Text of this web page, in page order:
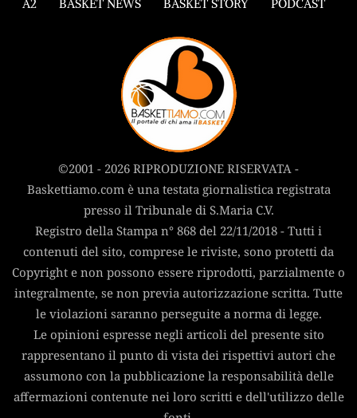
A2
BASKET NEWS BASKET STORY PODCAST
©2001 - 2026 RIPRODUZIONE RISERVATA -
Baskettiamo.com è una testata giornalistica registrata
presso il Tribunale di S.Maria C.V.
Registro della Stampa n° 868 del 22/11/2018 - Tutti i
contenuti del sito, comprese le riviste, sono protetti da
Copyright e non possono essere riprodotti, parzialmente o
integralmente, se non previa autorizzazione scritta. Tutte
le violazioni saranno perseguite a norma di legge.
Le opinioni espresse negli articoli del presente sito
rappresentano il punto di vista dei rispettivi autori che
assumono con la pubblicazione la responsabilità delle
affermazioni contenute nei loro scritti e dell'utilizzo delle